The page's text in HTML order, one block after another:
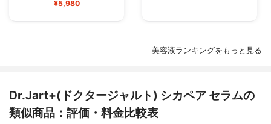
¥5,980
美容液ランキングをもっと見る
Dr.Jart+(ドクタージャルト) シカペア セラムの
類似商品：評価・料金比較表